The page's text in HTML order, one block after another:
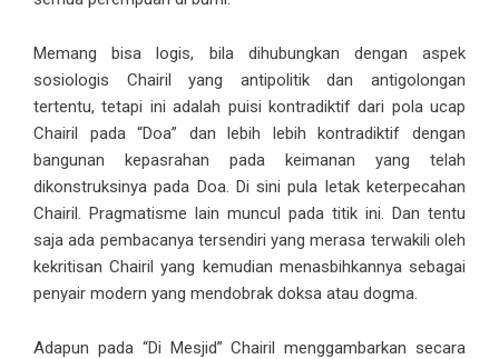
Memang bisa logis, bila dihubungkan dengan aspek
sosiologis Chairil yang antipolitik dan antigolongan
tertentu, tetapi ini adalah puisi kontradiktif dari pola ucap
Chairil pada “Doa” dan lebih lebih kontradiktif dengan
bangunan kepasrahan pada keimanan yang telah
dikonstruksinya pada Doa. Di sini pula letak keterpecahan
Chairil. Pragmatisme lain muncul pada titik ini. Dan tentu
saja ada pembacanya tersendiri yang merasa terwakili oleh
kekritisan Chairil yang kemudian menasbihkannya sebagai
penyair modern yang mendobrak doksa atau dogma.
Adapun pada “Di Mesjid” Chairil menggambarkan secara